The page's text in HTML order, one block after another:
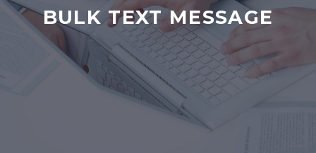
BULK TEXT MESSAGE